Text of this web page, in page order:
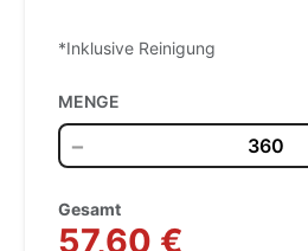
*Inklusive Reinigung
MENGE
−
Gesamt
57,60 €